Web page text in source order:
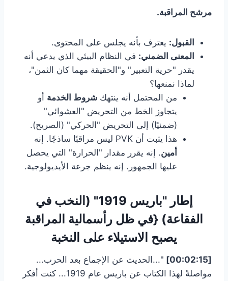
مرشح المراقبة.
القبول: يعترف بأنه يجلس على المحتوى.
المعنى الضمني: في النظام البيئي الذي يدعي أنه
يقدر "حرية التعبير" و"الحقيقة مهما كان الثمن"،
لماذا نمنعها؟
من المحتمل أنه ينتهك شروط الخدمة أو
يتجاوز الخط من التحريض "العشوائي"
(ضمنيًا) إلى التحريض "الحركي" (الصريح).
هذا يثبت أن PVK ليس مراقبًا ساذجًا. إنه
أمين. إنه يقرر مقدار "الحرارة" التي يحصل
عليها الجمهور. إنه ينظم جرعة الأيديولوجية.
إطار "باريس 1919" (النخب في
الفقاعة) {في ظل رأسمالية المراقبة
يصبح الاستيلاء على النخبة
[00:02:15]
"...الحديث عن الإجماع بعد الحرب...
مواصلةً لهذا الكتاب عن باريس عام 1919... كنت أفكر